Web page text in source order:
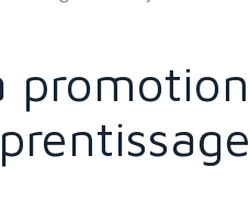
promotion